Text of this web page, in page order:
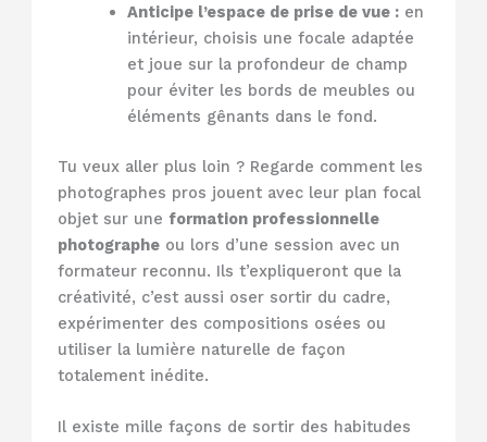
Anticipe l’espace de prise de vue :en
intérieur, choisis une focale adaptée
et joue sur la profondeur de champ
pour éviter les bords de meubles ou
éléments gênants dans le fond.
Tu veux aller plus loin ? Regarde comment les
photographes pros jouent avec leur plan focal
objet sur une formation professionnelle
photographe ou lors d’une session avec un
formateur reconnu. Ils t’expliqueront que la
créativité, c’est aussi oser sortir du cadre,
expérimenter des compositions osées ou
utiliser la lumière naturelle de façon
totalement inédite.
Il existe mille façons de sortir des habitudes